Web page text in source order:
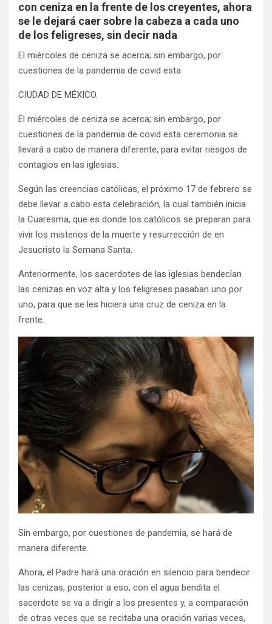
con ceniza en la frente de los creyentes, ahora
se le dejará caer sobre la cabeza a cada uno
de los feligreses, sin decir nada
El miércoles de ceniza se acerca; sin embargo, por
cuestiones de la pandemia de covid esta
CIUDAD DE MÉXICO.
El miércoles de ceniza se acerca; sin embargo, por
cuestiones de la pandemia de covid esta ceremonia se
llevará a cabo de manera diferente, para evitar riesgos de
contagios en las iglesias.
Según las creencias católicas, el próximo 17 de febrero se
debe llevar a cabo esta celebración, la cual también inicia
la Cuaresma, que es donde los católicos se preparan para
vivir los misterios de la muerte y resurrección de en
Jesucristo la Semana Santa.
Anteriormente, los sacerdotes de las iglesias bendecían
las cenizas en voz alta y los feligreses pasaban uno por
uno, para que se les hiciera una cruz de ceniza en la
frente.
Sin embargo, por cuestiones de pandemia, se hará de
manera diferente.
Ahora, el Padre hará una oración en silencio para bendecir
las cenizas, posterior a eso, con el agua bendita el
sacerdote se va a dirigir a los presentes y, a comparación
de otras veces que se recitaba una oración varias veces,